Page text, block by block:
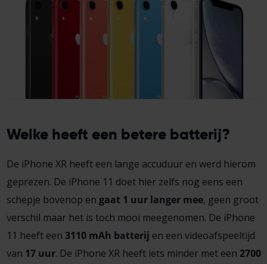
Welke heeft een betere batterij?
De iPhone XR heeft een lange accuduur en werd hierom
geprezen. De iPhone 11 doet hier zelfs nog eens een
schepje bovenop en gaat 1 uur langer mee, geen groot
verschil maar het is toch mooi meegenomen. De iPhone
11 heeft een 3110 mAh batterij en een videoafspeeltijd
van 17 uur. De iPhone XR heeft iets minder met een 2700